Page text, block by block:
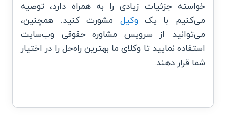
خواسته جزئیات زیادی را به همراه دارد، توصیه
می‌کنیم با یکوکیل مشورت کنید. همچنین،
می‌توانید از سرویس مشاوره حقوقی وب‌سایت
استفاده نمایید تا وکلای ما بهترین راه‌حل را در اختیار
شما قرار دهند.